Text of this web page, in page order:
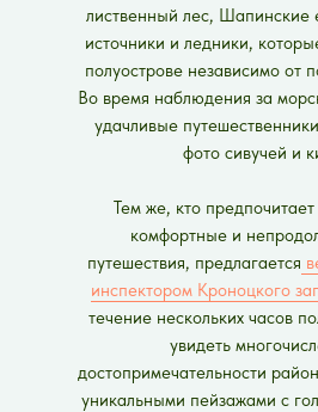
лиственный лес, Шапинские
источники и ледники,
полуострове независимо от
Во время наблюдения за
удачливые
фото сивучей и
Тем же, кто
комфортные и
путешествия, предлагается
инспектором Кроноцкого
течение нескольких часов
увидеть
достопримечательности
уникальными пейзажами с